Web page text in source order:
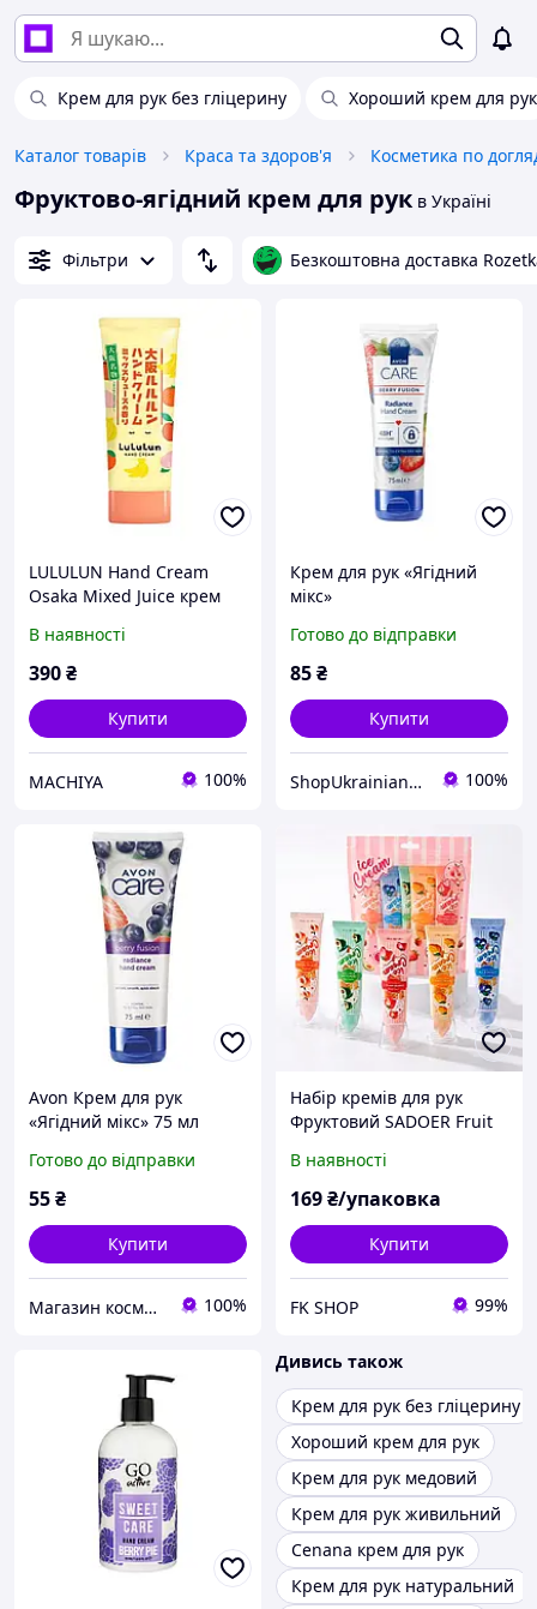
Крем для рук без гліцерину Хороший крем для рук
Каталог товарів Краса та здоров'я Косметика по
Фруктово-ягідний крем для рук в Україні
Фільтри Безкоштовна доставка
LULULUN Hand Cream
Osaka Mixed Juice крем
міксом, 30 гр
В наявності
390₴
Купити
MACHIYA 100%
Крем для рук «Ягідний
мікс»
Готово до відправки
85₴
Купити
ShopUkrainian123 100%
Avon Крем для рук
«Ягідний мікс» 75 мл
Готово до відправки
55₴
Купити
Магазин косметики та ароматів 100%
Набір кремів для рук
Фруктовий SADOER Fruit
г
В наявності
169₴/упаковка
Купити
FK SHOP 99%
Дивись також
Крем для рук без гліцерину
Хороший крем для рук
Крем для рук медовий
Крем для рук живильний
Сenana крем для рук
Крем для рук натуральний